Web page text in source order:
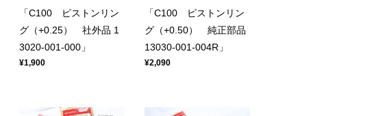
「C100 ピストンリン
グ（+0.25） 社外品 1
3020-001-000」
¥1,900
「C100 ピストンリン
グ（+0.50） 純正部品
13030-001-004R」
¥2,090